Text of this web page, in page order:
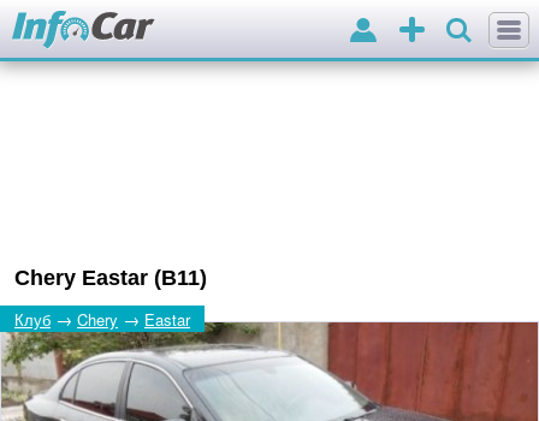
Додати
оголошення
Вхід
Chery Eastar (B11)
Клуб → Chery → Eastar